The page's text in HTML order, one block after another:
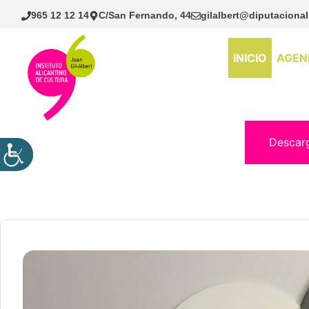
Saltar
965 12 12 14 C/San Fernando, 44
INICIO